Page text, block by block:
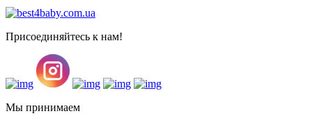
Присоединяйтесь к нам!
Мы принимаем